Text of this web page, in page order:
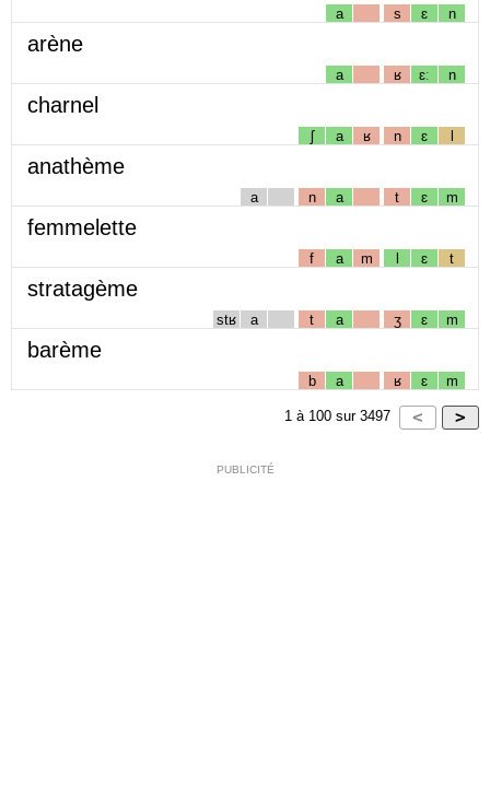
a s ɛ n
arène
a ʁ ɛː n
charnel
ʃ a ʁ n ɛ l
anathème
a n a t ɛ m
femmelette
f a m l ɛ t
stratagème
stʁ a t a ʒ ɛ m
barème
b a ʁ ɛ m
1 à 100 sur 3497
PUBLICITÉ